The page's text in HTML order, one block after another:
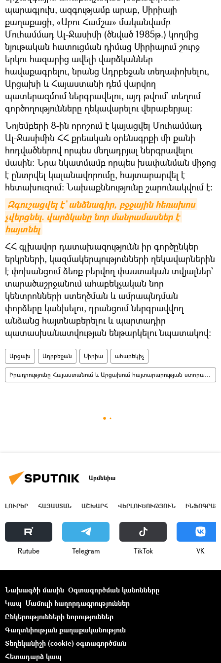
պարագլուխ, ազգությամբ արաբ, Սիրիայի
քաղաքացի, «Աբու Համշա» մականվամբ
Մուհամմադ Ալ-Ջասիմի (ծնված 1985թ.) կողմից
նյութական հատուցման դիմաց Սիրիայում շուրջ
երկու հազարից ավելի վարձկաններ
հավաքագրելու, նրանց Ադրբեջան տեղափոխելու,
Արցախի և Հայաստանի դեմ վարվող
պատերազմում ներգրավելու, այդ թվում՝ տեղում
գործողությունները ղեկավարելու վերաբերյալ:
Նոյեմբերի 8-ին որոշում է կայացվել Մուհամմադ
Ալ-Ջասիմին ՀՀ քրեական օրենսգրքի մի քանի
հոդվածներով որպես մեղադրյալ ներգրավելու
մասին: Նրա նկատմամբ որպես խափանման միջոց
է ընտրվել կալանավորումը, հայտարարվել է
հետախուզում: Նախաքննությունը շարունակվում է:
Զգուշացվել է` անձնագիր, բջջային հեռախոս
չվերցնել. վարձկանը նոր մանրամասներ է
հայտնել
ՀՀ գլխավոր դատախազությունն իր գործընկեր
երկրների, կազմակերպությունների ղեկավարներին
է փոխանցում ձեռք բերվող փաստական տվյալներ՝
տարածաշրջանում ահաբեկչական նոր
կենտրոնների ստեղծման և ամրապնդման
փորձերը կանխելու, դրանցում ներգրավվող
անձանց հայտնաբերելու և պարտադիր
պատասխանատվության ենթարկելու նպատակով:
Արցախ Ադրբեջան Սիրիա ահաբեկիչ
Իրադրությունը Հայաստանում և Արցախում հայտարարության ստորագրումից հետո
Արմենիա
ԼՈՒՐԵՐ ՀԱՅԱՍՏԱՆ ԱՇԽԱՐՀ ՎԵՐԼՈՒԾՈՒԹՅՈՒՆ
Rutube Telegram ТikТоk VK
Նախագծի մասին Օգտագործման կանոնները
Կապ Մամուլի հաղորդագրություններ
Ընկերությունների նորություններ
Գաղտնիության քաղաքականություն
Տեղեկանիշի (cookie) օգտագործման
Հետադարձ կապ